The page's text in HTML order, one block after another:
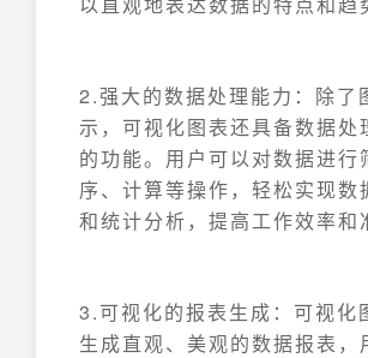
2.强大的数据处理能力：除了
示，可视化图表还具备数据处
的功能。用户可以对数据进行
序、计算等操作，轻松实现数
和统计分析，提高工作效率和
3.可视化的报表生成：可视化
生成直观、美观的数据报表，